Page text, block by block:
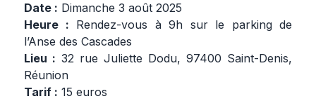
Date : Dimanche 3 août 2025
Heure : Rendez-vous à 9h sur le parking de
l’Anse des Cascades
Lieu : 32 rue Juliette Dodu, 97400 Saint-Denis,
Réunion
Tarif : 15 euros